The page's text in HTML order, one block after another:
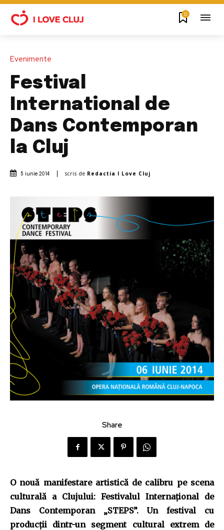
0
Evenimente
Festival
International de
Dans Contemporan
la Cluj
5 iunie 2014 scris de Redactia I Love Cluj
Share
O nouă manifestare artistică de calibru pe scena
culturală a Clujului: Festivalul Internaţional de
Dans Contemporan „STEPS”. Un festival cu
producţii dintr-un segment cultural extrem de